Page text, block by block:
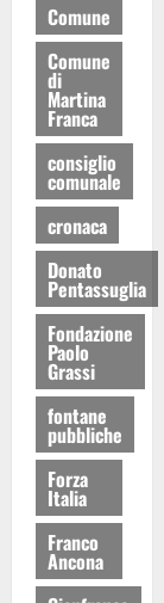
Comune
Comune
di
Martina
Franca
consiglio
comunale
cronaca
Donato
Pentassuglia
Fondazione
Paolo
Grassi
fontane
pubbliche
Forza
Italia
Franco
Ancona